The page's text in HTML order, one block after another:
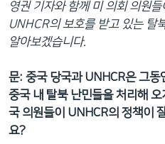
션
영권 기자와 함께 미 의회 의원
UNHCR의 보호를 받고 있는 탈
알아보겠습니다.
문: 중국 당국과 UNHCR은 그동
중국 내 탈북 난민들을 처리해 오
국 의원들이 UNHCR의 정책이
요?